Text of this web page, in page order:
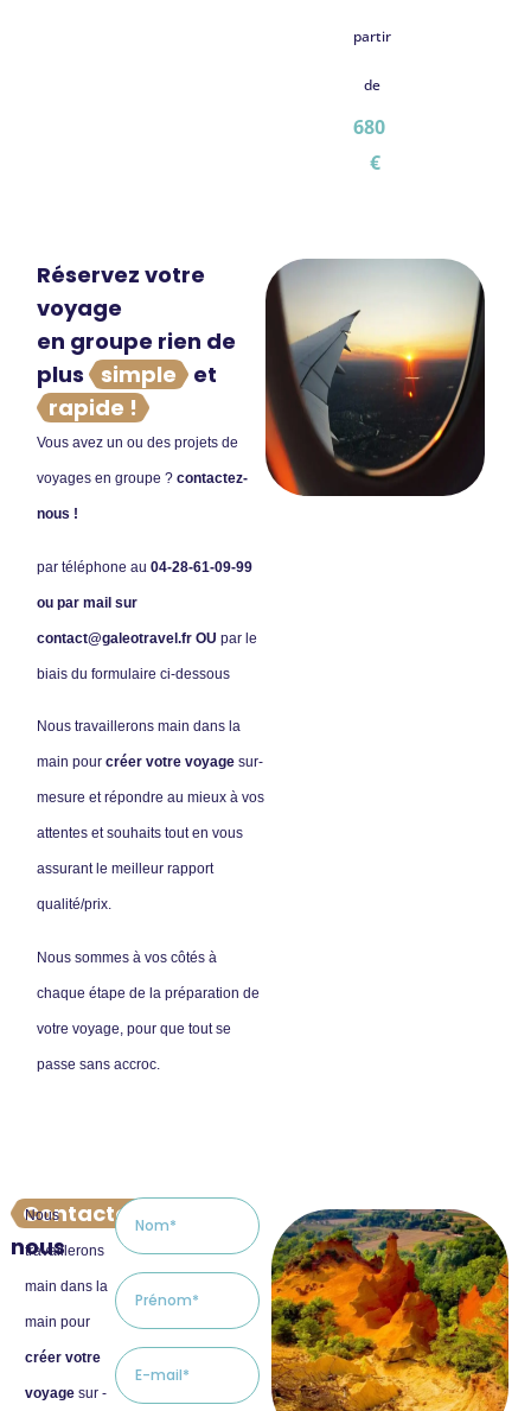
partir
de
680
€
Réservez votre
voyage
en groupe rien de
plus simple
et
rapide !
Vous avez un ou des projets de
voyages en groupe ?contactez-
nous !
par téléphone au 04-28-61-09-99
ou par mail sur
contact@galeotravel.frOU par le
biais du formulaire ci-dessous
Nous travaillerons main dans la
main pourcréer votre voyage sur-
mesure et répondre au mieux à vos
attentes et souhaits tout en vous
assurant le meilleur rapport
qualité/prix.
Nous sommes à vos côtés à
chaque étape de la préparation de
votre voyage, pour que tout se
passe sans accroc.
Contactez
nous
Nous
travaillerons
main dans la
main pour
créer votre
voyagesur -